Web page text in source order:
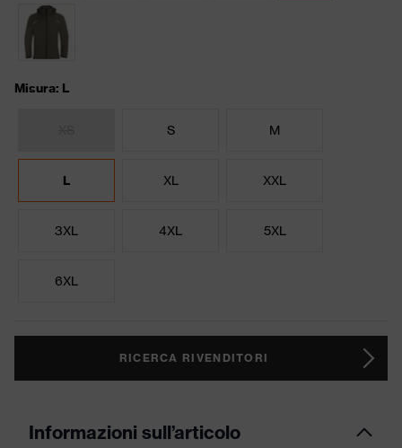
Misura: L
S M
L XL XXL
3XL 4XL 5XL
6XL
RICERCA RIVENDITORI
Informazioni sull’articolo